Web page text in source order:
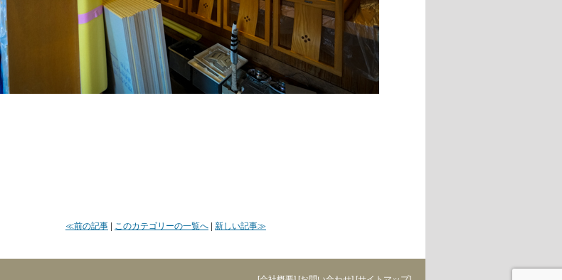
≪前の記事 このカテゴリーの一覧へ 新しい記事≫